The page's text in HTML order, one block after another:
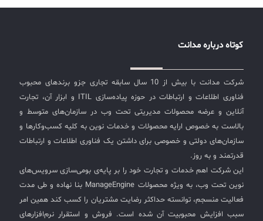
کوتاه درباره مدانت
شرکت مدانت با بیش از 10 سال سابقه تجاری جزو برندهای محبوب
فناوری اطلاعات و ارتباطات در حوزه پیاده‌سازی ITIL و ابزار آن، تجارت
آنلاین و عرضه محصولات مدیریتی تحت وب در سازمان‌های متوسط و
بالاست به خصوص ارایه محصولات و خدمات نوین به کلیه کسب‌وکارها و
سازمان‌های دولتی و خصوصی برای داشتن یک فناوری اطلاعات و ارتباطات
قدرتمند و به روز.
این شرکت اهم خدمات و تجارت خود را بر پایه‌ی بومی‌سازی سرویس‌های
نوین تحت وب، به ویژه محصولات ManageEngine بنا نهاده و طی مدت
فعالیت منسجم، توانسته حداکثر رضایت مشتریان را کسب کند همین امر
سبب افزایش محبوبیت آن شده است. فروش و استقرار نرم‌افزارهای